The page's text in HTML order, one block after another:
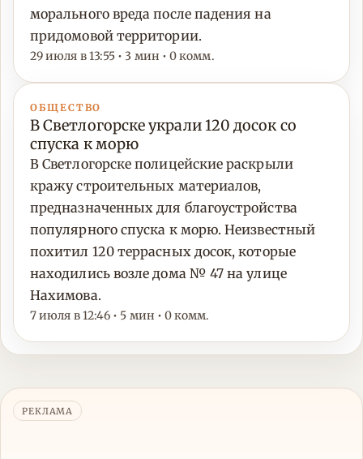
морального вреда после падения на
придомовой территории.
29 июля в 13:55 • 3 мин • 0 комм.
ОБЩЕСТВО
В Светлогорске украли 120 досок со
спуска к морю
В Светлогорске полицейские раскрыли
кражу строительных материалов,
предназначенных для благоустройства
популярного спуска к морю. Неизвестный
похитил 120 террасных досок, которые
находились возле дома № 47 на улице
Нахимова.
7 июля в 12:46 • 5 мин • 0 комм.
РЕКЛАМА